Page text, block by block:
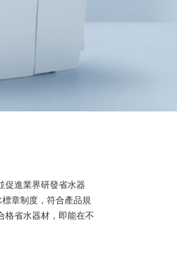
促進業界研發省水器
章制度，符合產品規
格省水器材，即能在不